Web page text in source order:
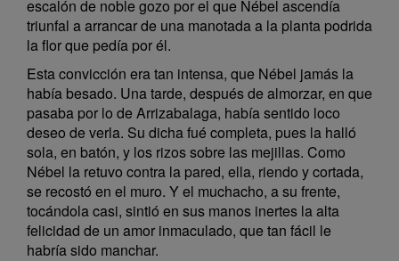
escalón de noble gozo por el que Nébel ascendía
triunfal a arrancar de una manotada a la planta podrida
la flor que pedía por él.
Esta convicción era tan intensa, que Nébel jamás la
había besado. Una tarde, después de almorzar, en que
pasaba por lo de Arrizabalaga, había sentido loco
deseo de verla. Su dicha fué completa, pues la halló
sola, en batón, y los rizos sobre las mejillas. Como
Nébel la retuvo contra la pared, ella, riendo y cortada,
se recostó en el muro. Y el muchacho, a su frente,
tocándola casi, sintió en sus manos inertes la alta
felicidad de un amor inmaculado, que tan fácil le
habría sido manchar.